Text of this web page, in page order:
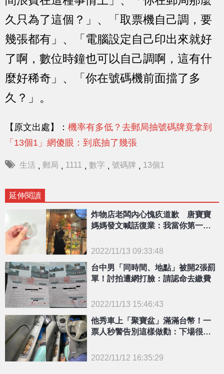
久只為了這個？」、「取票機自己調，要
幾張都有」、「電腦設定自己印出來就好
了啊，數位時鐘也可以自己調啊，這有什
麼好稀奇」、「你在號碼機前面擋了多
久？」。
【原文出處】： 機率有多低？去郵局抽號碼牌竟拿到
「13個1」網傻眼：到底抽了幾張
生活 , 郵局 , 1111 , 數字 , 號碼牌 , 13個1
延伸閱讀
{PLAYICON}
炸物店老闆內心愧疚道歉 唐寶寶
媽媽發文喊話復業：我當你第一個
2022/11/13 09:33:48
{PLAYICON}
台中男「同時間、地點」被開2張罰
單！討拍遭網打臉：請認命去繳費
2022/11/13 15:46:43
他秀車上「聚寶盆」滿滿台幣！一
票人秒警告別這樣做勸：下場很危
2022/11/12 16:35:29